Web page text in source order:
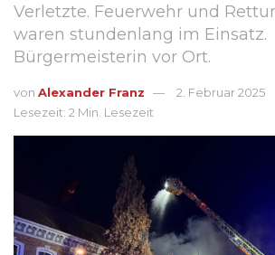
Verletzte. Feuerwehr und
waren stundenlang im Einsatz.
Bürgermeisterin vor Ort.
von Alexander Franz
2. Februar 2025
Lesezeit: 2 Min. Lesezeit